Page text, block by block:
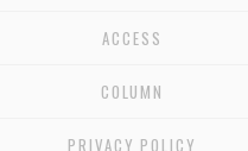
ACCESS
COLUMN
PRIVACY POLICY